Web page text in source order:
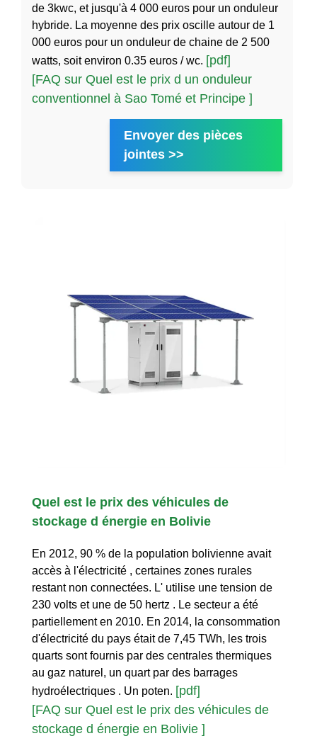
de 3kwc, et jusqu'à 4 000 euros pour un onduleur
hybride. La moyenne des prix oscille autour de 1
000 euros pour un onduleur de chaine de 2 500
watts, soit environ 0.35 euros / wc. [pdf]
[FAQ sur Quel est le prix d un onduleur
conventionnel à Sao Tomé et Principe ]
Envoyer des pièces
jointes >>
Quel est le prix des véhicules de
stockage d énergie en Bolivie
En 2012, 90 % de la population bolivienne avait
accès à l'électricité , certaines zones rurales
restant non connectées. L' utilise une tension de
230 volts et une de 50 hertz . Le secteur a été
partiellement en 2010. En 2014, la consommation
d'électricité du pays était de 7,45 TWh, les trois
quarts sont fournis par des centrales thermiques
au gaz naturel, un quart par des barrages
hydroélectriques . Un poten. [pdf]
[FAQ sur Quel est le prix des véhicules de
stockage d énergie en Bolivie ]